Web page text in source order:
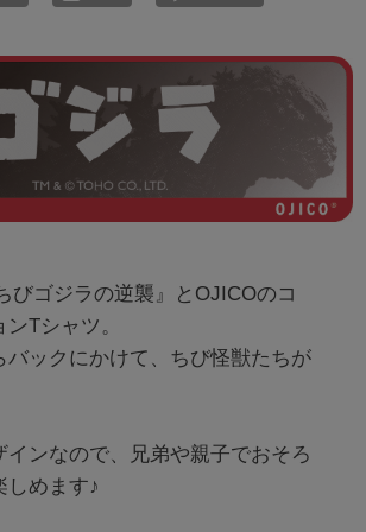
びゴジラの逆襲』とOJICOのコ
Tシャツ。
バックにかけて、ちび怪獣たちが
インなので、兄弟や親子でおそろ
しめます♪